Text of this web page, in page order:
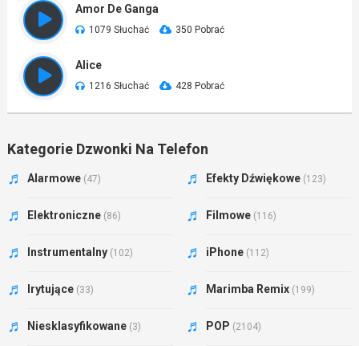
Amor De Ganga
1079 Słuchać 350 Pobrać
Alice
1216 Słuchać 428 Pobrać
Kategorie Dzwonki Na Telefon
Alarmowe (47) Efekty Dźwiękowe (123)
Elektroniczne (86) Filmowe (116)
Instrumentalny (102) iPhone (112)
Irytujące (33) Marimba Remix (199)
Niesklasyfikowane (3) POP (2104)